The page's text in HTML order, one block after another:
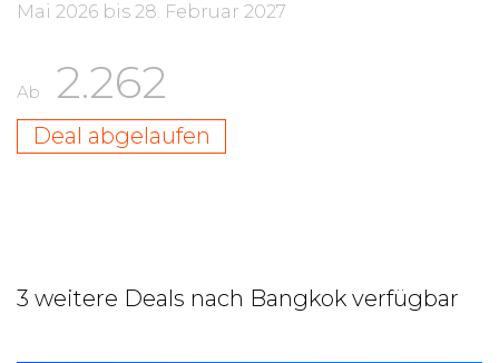
Mai 2026 bis 28. Februar 2027
Ab 2.262
Deal abgelaufen
3 weitere Deals nach Bangkok verfügbar